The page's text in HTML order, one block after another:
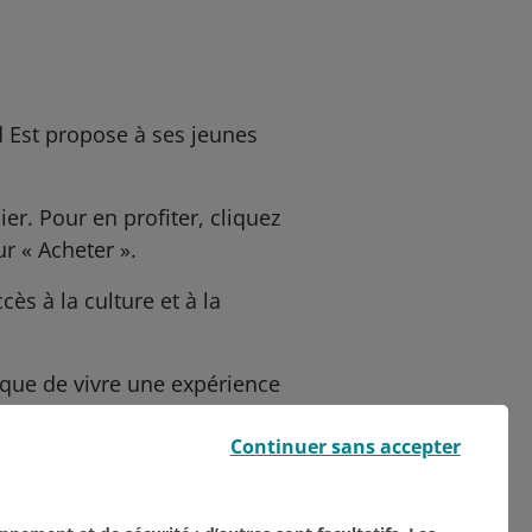
propose à ses jeunes
Pour en profiter, cliquez
« Acheter ».
à la culture et à la
de vivre une expérience
Continuer sans accepter